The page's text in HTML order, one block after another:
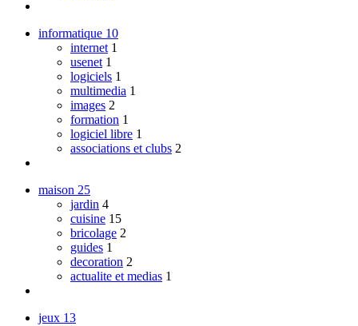
informatique 10
internet 1
usenet 1
logiciels 1
multimedia 1
images 2
formation 1
logiciel libre 1
associations et clubs 2
maison 25
jardin 4
cuisine 15
bricolage 2
guides 1
decoration 2
actualite et medias 1
jeux 13